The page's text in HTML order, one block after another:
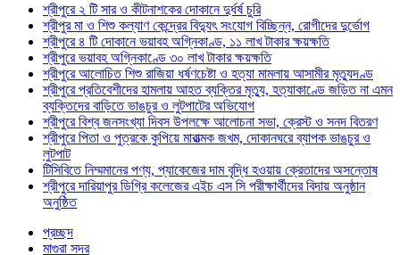
শ্রীপুরে ২ টি সার ও কীটনাশকের দোকানে দুর্ধর্ষ চুরি
শ্রীপুর মা ও শিশু কল্যাণ কেন্দ্রের বিদ্যুৎ সংযোগ বিচ্ছিন্ন, রোগীদের দুর্ভোগ
শ্রীপুরে ৪ টি দোকানে ভয়াবহ অগ্নিকাণ্ড, ১১ লাখ টাকার ক্ষয়ক্ষতি
শ্রীপুরে ভয়াবহ অগ্নিকাণ্ডে ৩০ লাখ টাকার ক্ষয়ক্ষতি
শ্রীপুরে আলোচিত শিশু রাজিয়া ধর্ষণচেষ্টা ও হত্যা মামলায় আসামীর মৃত্যুদণ্ড
শ্রীপুরে প্রতিবেশীদের হামলায় আহত ব্যক্তির মৃত্যু, হত্যাকাণ্ডে জড়িত না এমন
ব্যক্তিদের বাড়িতে ভাঙচুর ও লুটপাটের অভিযোগ
শ্রীপুরে বিশ্ব জনসংখ্যা দিবস উপলক্ষে আলোচনা সভা, ক্রেস্ট ও সনদ বিতরণ
শ্রীপুরে পিতা ও পুত্রকে কুপিয়ে মারাত্মক জখম, দোকানঘরে ব্যাপক ভাঙচুর ও
লুটপাট
টিসিবিতে নিম্মমানের পণ্য, প্যাকেজের দাম বৃদ্ধি হওয়ায় ক্রেতাদের অসন্তোষ
শ্রীপুরে দারিয়াপুর ডিগ্রি কলেজের এইচ এস সি পরীক্ষার্থীদের বিদায় অনুষ্ঠান
অনুষ্ঠিত
প্রচ্ছদ
মাগুরা সদর